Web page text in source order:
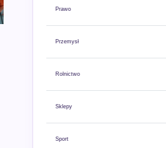
Prawo
Przemysł
Rolnictwo
Sklepy
Sport